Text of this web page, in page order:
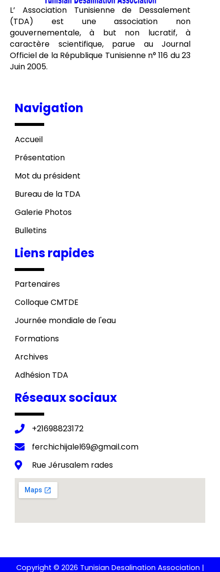
L’ Association Tunisienne de Dessalement
(TDA) est une association non
gouvernementale, à but non lucratif, à
caractère scientifique, parue au Journal
Officiel de la République Tunisienne n° 116 du 23
Juin 2005.
Navigation
Accueil
Présentation
Mot du président
Bureau de la TDA
Galerie Photos
Bulletins
Liens rapides
Partenaires
Colloque CMTDE
Journée mondiale de l'eau
Formations
Archives
Adhésion TDA
Réseaux sociaux
+21698823172
ferchichijalel69@gmail.com
Rue Jérusalem rades
Copyright © 2026 Tunisian Desalination Association |